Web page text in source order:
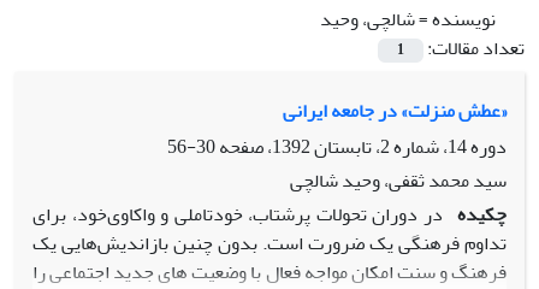
نویسنده =شالچی، وحید
تعداد مقالات:
1
«عطش منزلت» در جامعه ایرانی
دوره 14، شماره 2، تابستان 1392، صفحه
30-56
سید محمد ثقفی، وحید شالچی
چکیده در دوران تحولات پرشتاب، خودتاملی و واکاوی‌خود، برای
تداوم فرهنگی یک ضرورت است. بدون چنین بازاندیش‌هایی یک
فرهنگ و سنت امکان مواجه فعال با وضعیت های جدید اجتماعی را